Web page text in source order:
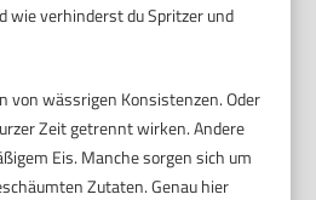
wie verhinderst du Spritzer und
von wässrigen Konsistenzen. Oder
Zeit getrennt wirken. Andere
Eis. Manche sorgen sich um
Zutaten. Genau hier